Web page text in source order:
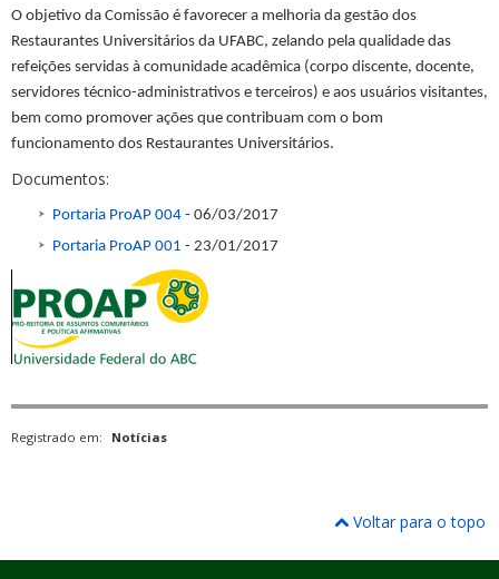
O objetivo da Comissão é favorecer a melhoria da gestão dos
Restaurantes Universitários da UFABC, zelando pela qualidade das
refeições servidas à comunidade acadêmica (corpo discente, docente,
servidores técnico-administrativos e terceiros) e aos usuários visitantes,
bem como promover ações que contribuam com o bom
funcionamento dos Restaurantes Universitários.
Documentos:
Portaria ProAP 004 - 06/03/2017
Portaria ProAP 001 - 23/01/2017
Registrado em: Notícias
Voltar para o topo